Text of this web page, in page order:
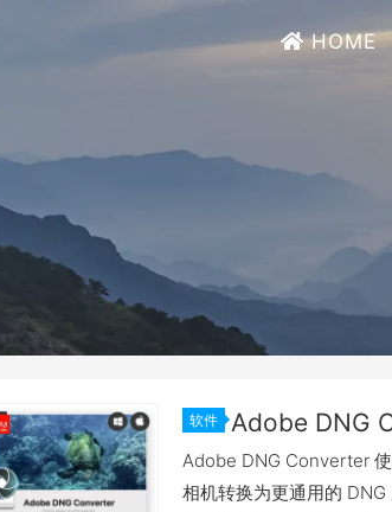
HOME
软件
Adobe DNG Converter
相机转换为更通用的